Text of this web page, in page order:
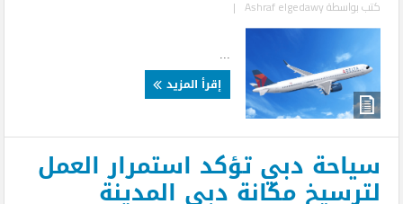
كتب بواسطةAshraf elgedawy
|
إقرأ المزيد
سياحة دبي تؤكد استمرار العمل
لترسيخ مكانة دبي المدينة